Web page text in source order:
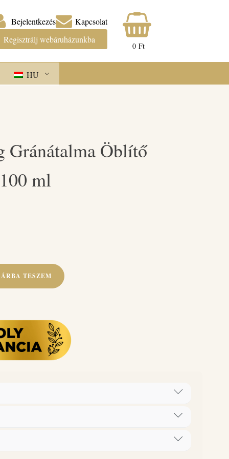
Bejelentkezés
Kapcsolat
Regisztrálj webáruházunkba
0 Ft
HU
Gránátalma Öblítő
ml
TESZEM
= 5 L Adagolás: Gépi mosásnál 4-5 kg ruhához 20 ml